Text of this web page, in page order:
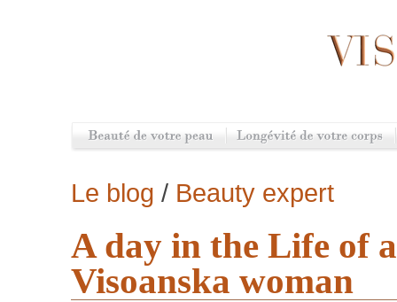
Le blog / Beauty expert
A day in the Life of
Visoanska woman